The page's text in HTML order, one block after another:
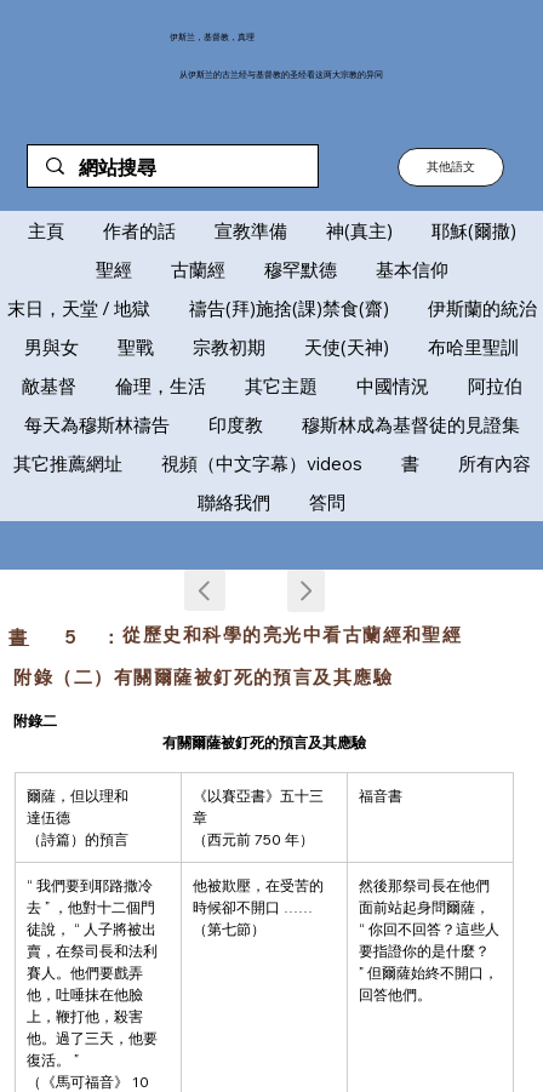
伊斯兰，基督教，真理
从伊斯兰的古兰经与基督教的圣经看这两大宗教的异同
其他語文
主頁 作者的話 宣教準備 神(真主)
耶穌(爾撒)
聖經
古蘭經 穆罕默德
基本信仰
末日，天堂 / 地獄
禱告(拜)施捨(課)禁食(齋)
伊斯蘭的統治
男與女
聖戰 宗教初期 天使(天神)
布哈里聖訓
敵基督
倫理，生活 其它主題 中國情況
阿拉伯
每天為穆斯林禱告
印度教
穆斯林成為基督徒的見證集
其它推薦網址
視頻（中文字幕）videos 書
所有內容
聯絡我們
答問
附錄（二）有關爾薩被釘死的預言及其應驗
從歷史和科學的亮光中看古蘭經和聖經
書
附錄二
有關爾薩被釘死的預言及其應驗
爾薩，但以理和
達伍德
（詩篇）的預言
《以賽亞書》五十三
章
（西元前 750 年）
福音書
“ 我們要到耶路撒冷
去 ” ，他對十二個門
徒說， “ 人子將被出
賣，在祭司長和法利
賽人。他們要戲弄
他，吐唾抹在他臉
上，鞭打他，殺害
他。過了三天，他要
復活。 ”
（《馬可福音》 10
他被欺壓，在受苦的
時候卻不開口 ……
（第七節）
然後那祭司長在他們
面前站起身問爾薩，
“ 你回不回答？這些人
要指證你的是什麼？
” 但爾薩始終不開口，
回答他們。
5 ：